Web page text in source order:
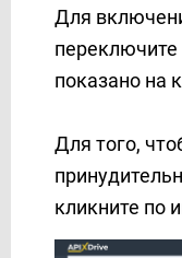
Для
переключите
показано на
Для того,
кликните по